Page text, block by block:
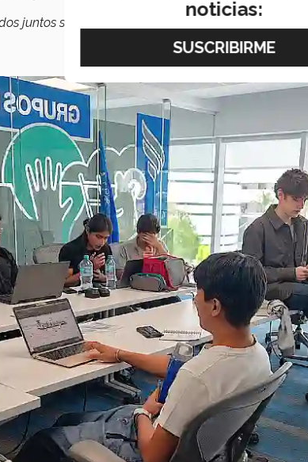
juntos ser uno para ser el número uno”
, lema
noticias: